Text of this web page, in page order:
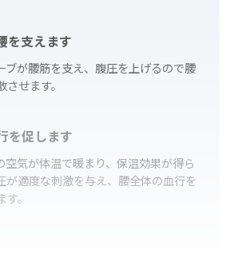
を支えます
ブが腰筋を支え、腹圧を上げるので腰
せます。
を促します
空気が体温で暖まり、保温効果が得ら
が適度な刺激を与え、腰全体の血行を
。